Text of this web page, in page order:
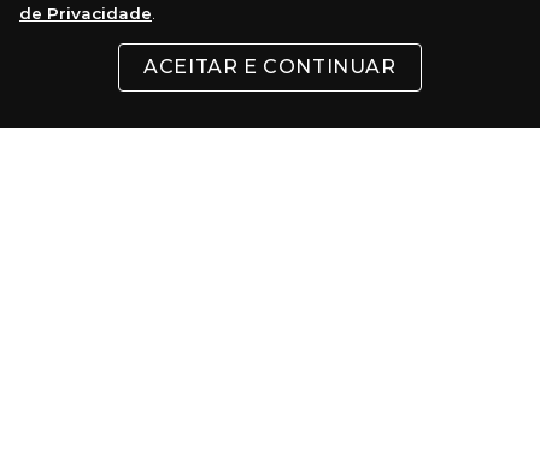
de Privacidade
ACEITAR E CONTINUAR
INSTITUCIONAL